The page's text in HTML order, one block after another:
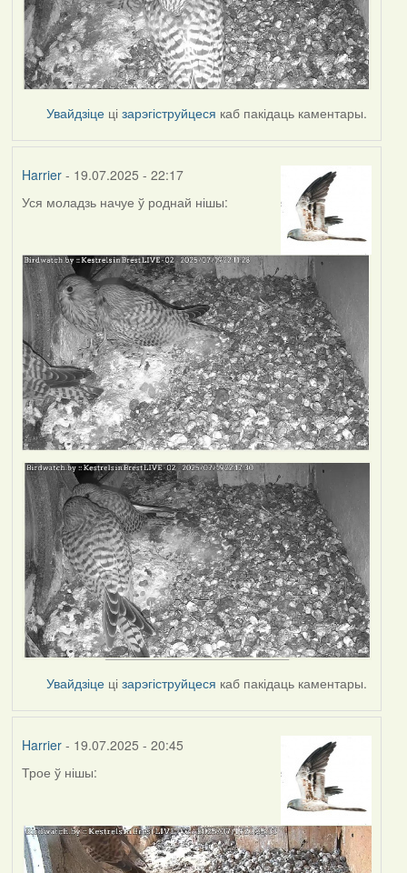
Увайдзіце цізарэгіструйцеся каб пакідаць каментары.
Harrier- 19.07.2025 - 22:17
Уся моладзь начуе ў роднай нішы:
Увайдзіце цізарэгіструйцеся каб пакідаць каментары.
Harrier- 19.07.2025 - 20:45
Трое ў нішы: